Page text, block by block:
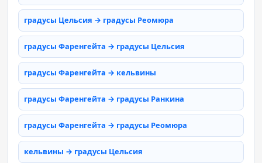
градусы Цельсия → градусы Реомюра
градусы Фаренгейта → градусы Цельсия
градусы Фаренгейта → кельвины
градусы Фаренгейта → градусы Ранкина
градусы Фаренгейта → градусы Реомюра
кельвины → градусы Цельсия